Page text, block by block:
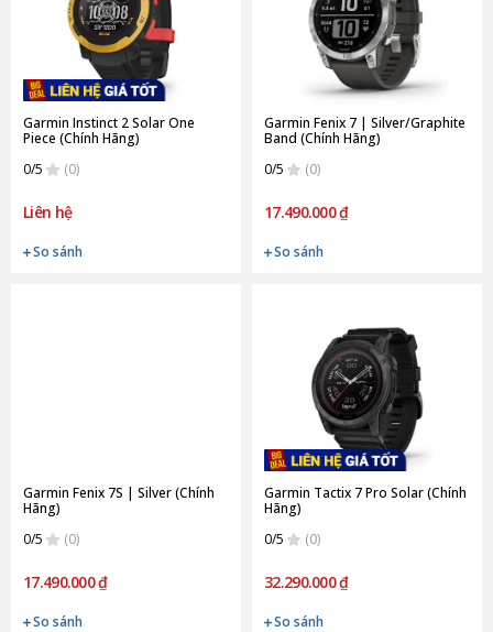
Garmin Instinct 2 Solar One
Piece (Chính Hãng)
0/5
(0)
Liên hệ
So sánh
Garmin Fenix 7 | Silver/Graphite
Band (Chính Hãng)
0/5
(0)
17.490.000 ₫
So sánh
Garmin Fenix 7S | Silver (Chính
Hãng)
0/5
(0)
17.490.000 ₫
So sánh
Garmin Tactix 7 Pro Solar (Chính
Hãng)
0/5
(0)
32.290.000 ₫
So sánh